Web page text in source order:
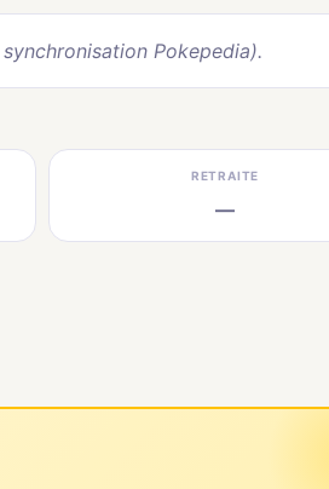
Pokepedia).
RETRAITE
—